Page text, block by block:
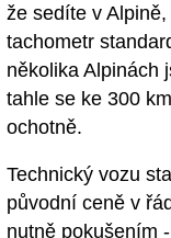
že sedíte v
tachometr
několika Alpinách
tahle se ke 300
ochotně.
Technický vozu
původní ceně v
nutně pokušením